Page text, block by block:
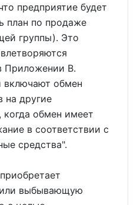
предприятие будет
план по продаже
группы). Это
Приложении B.
включают обмен
на другие
обмен имеет
в соответствии с
средства".
выбывающую